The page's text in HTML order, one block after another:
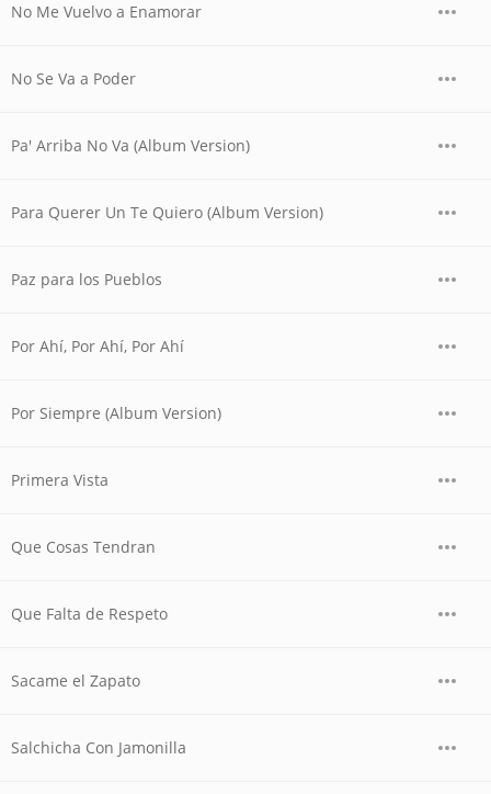
No Me Vuelvo a Enamorar
No Se Va a Poder
Pa' Arriba No Va (Album Version)
Para Querer Un Te Quiero (Album Version)
Paz para los Pueblos
Por Ahí, Por Ahí, Por Ahí
Por Siempre (Album Version)
Primera Vista
Que Cosas Tendran
Que Falta de Respeto
Sacame el Zapato
Salchicha Con Jamonilla